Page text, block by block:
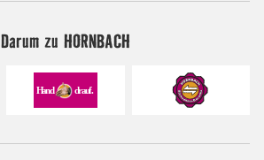
Darum zu HORNBACH